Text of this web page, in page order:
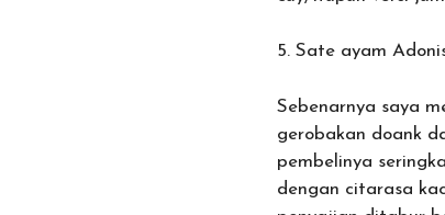
5. Sate ayam
Sebenarnya saya
gerobakan doank
pembelinya
dengan citarasa